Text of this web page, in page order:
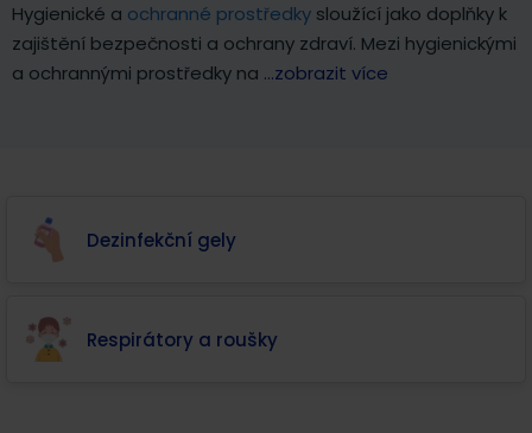
Hygienické a ochranné prostředky sloužící jako doplňky k
zajištění bezpečnosti a ochrany zdraví. Mezi hygienickými
a ochrannými prostředky na ...zobrazit více
Dezinfekční gely
Respirátory a roušky